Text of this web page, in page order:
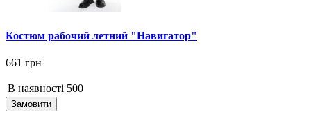
Костюм рабочий летний "Навигатор"
661 грн
В наявності 500
Замовити